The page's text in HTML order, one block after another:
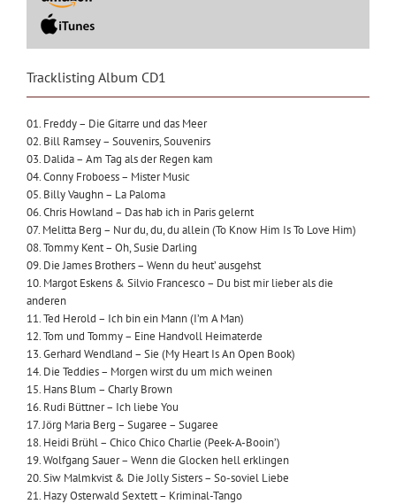
Tracklisting Album CD1
01. Freddy – Die Gitarre und das Meer
02. Bill Ramsey – Souvenirs, Souvenirs
03. Dalida – Am Tag als der Regen kam
04. Conny Froboess – Mister Music
05. Billy Vaughn – La Paloma
06. Chris Howland – Das hab ich in Paris gelernt
07. Melitta Berg – Nur du, du, du allein (To Know Him Is To Love Him)
08. Tommy Kent – Oh, Susie Darling
09. Die James Brothers – Wenn du heut’ ausgehst
10. Margot Eskens & Silvio Francesco – Du bist mir lieber als die
anderen
11. Ted Herold – Ich bin ein Mann (I’m A Man)
12. Tom und Tommy – Eine Handvoll Heimaterde
13. Gerhard Wendland – Sie (My Heart Is An Open Book)
14. Die Teddies – Morgen wirst du um mich weinen
15. Hans Blum – Charly Brown
16. Rudi Büttner – Ich liebe You
17. Jörg Maria Berg – Sugaree – Sugaree
18. Heidi Brühl – Chico Chico Charlie (Peek-A-Booin’)
19. Wolfgang Sauer – Wenn die Glocken hell erklingen
20. Siw Malmkvist & Die Jolly Sisters – So-soviel Liebe
21. Hazy Osterwald Sextett – Kriminal-Tango